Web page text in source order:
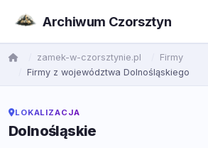
Archiwum Czorsztyn
zamek-w-czorsztynie.pl
Firmy
Firmy z województwa Dolnośląskiego
LOKALIZACJA
Dolnośląskie